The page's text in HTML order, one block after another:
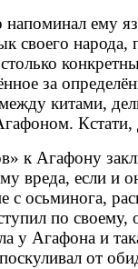
ему
своего
за
китами,
к Агафону
вреда, если и
с осьминога,
по
у Агафона и
от